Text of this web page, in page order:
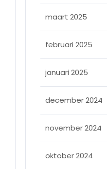
maart 2025
februari 2025
januari 2025
december 2024
november 2024
oktober 2024